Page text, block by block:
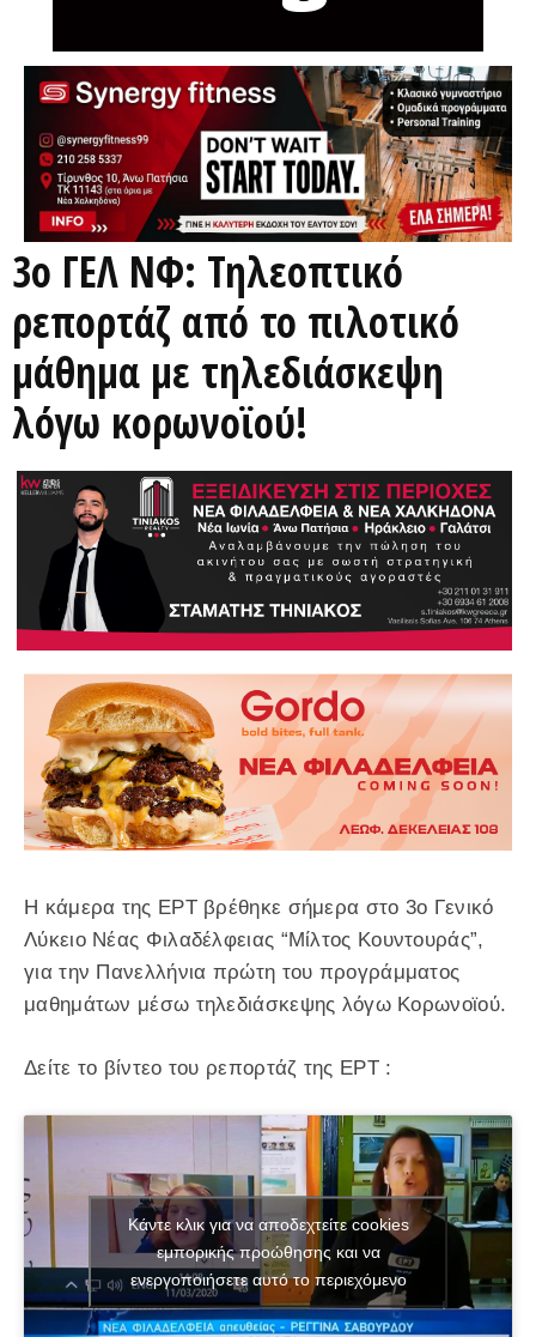
3ο ΓΕΛ ΝΦ: Τηλεοπτικό
ρεπορτάζ από το πιλοτικό
μάθημα με τηλεδιάσκεψη
λόγω κορωνοϊού!
Η κάμερα της ΕΡΤ βρέθηκε σήμερα στο 3ο Γενικό
Λύκειο Νέας Φιλαδέλφειας “Μίλτος Κουντουράς”,
για την Πανελλήνια πρώτη του προγράμματος
μαθημάτων μέσω τηλεδιάσκεψης λόγω Κορωνοϊού.
Δείτε το βίντεο του ρεπορτάζ της ΕΡΤ :
Κάντε κλικ για να αποδεχτείτε cookies
εμπορικής προώθησης και να
ενεργοποιήσετε αυτό το περιεχόμενο